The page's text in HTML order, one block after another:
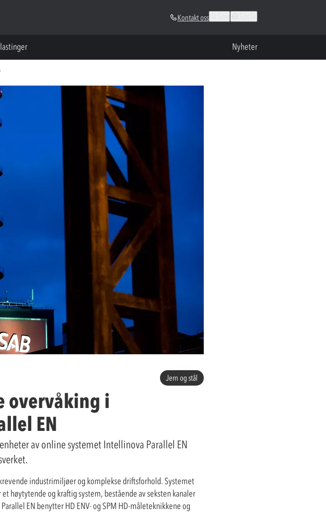
Kontakt oss
Nyheter
Jern og stål
overvåking i
EN
av online systemet Intellinova Parallel EN
industrimiljøer og komplekse driftsforhold. Systemet
høytytende og kraftig system, bestående av seksten kanaler
EN benytter HD ENV- og SPM HD-måleteknikkene og